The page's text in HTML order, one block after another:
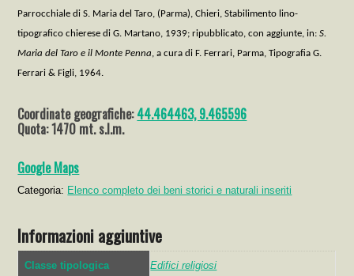
Parrocchiale di S. Maria del Taro, (Parma), Chieri, Stabilimento lino-
tipografico chierese di G. Martano, 1939; ripubblicato, con aggiunte, in:S.
Maria del Taro e il Monte Penna , a cura di F. Ferrari, Parma, Tipografia G.
Ferrari & Figli, 1964.
Coordinate geografiche:44.464463, 9.465596
Quota: 1470 mt. s.l.m.
Google Maps
Categoria: Elenco completo dei beni storici e naturali inseriti
Informazioni aggiuntive
Classe tipologica Edifici religiosi